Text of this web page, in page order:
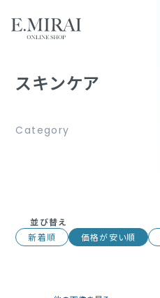
スキンケア
GUIDE
スキンケア
並び替え
新着順
価格が安い順